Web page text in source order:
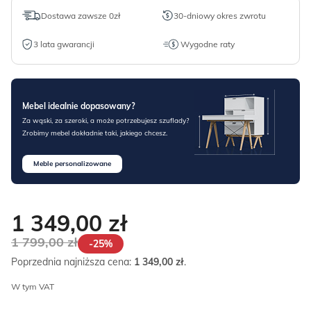
Dostawa zawsze 0zł 30-dniowy okres zwrotu
3 lata gwarancji Wygodne raty
Mebel idealnie dopasowany?
Za wąski, za szeroki, a może potrzebujesz szuflady?
Zrobimy mebel dokładnie taki, jakiego chcesz.
Meble personalizowane
1 349,00 zł
1 799,00zł
-25%
Poprzednia najniższa cena: 1 349,00 zł.
W tym VAT